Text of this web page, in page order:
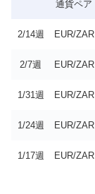
通貨ペア
2/14週 EUR/ZAR
2/7週 EUR/ZAR
1/31週 EUR/ZAR
1/24週 EUR/ZAR
1/17週 EUR/ZAR